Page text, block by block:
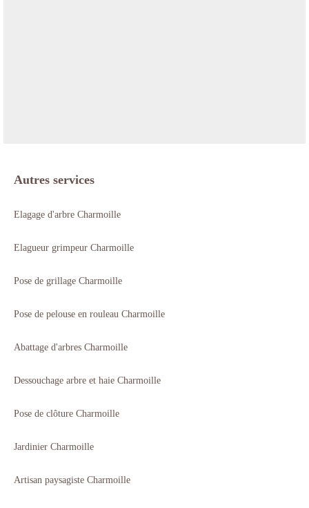
Autres services
Elagage d'arbre Charmoille
Elagueur grimpeur Charmoille
Pose de grillage Charmoille
Pose de pelouse en rouleau Charmoille
Abattage d'arbres Charmoille
Dessouchage arbre et haie Charmoille
Pose de clôture Charmoille
Jardinier Charmoille
Artisan paysagiste Charmoille